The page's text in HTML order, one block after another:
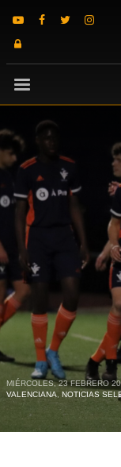
MIÉRCOLES, 23 FEBRERO
VALENCIANA, NOTICIAS